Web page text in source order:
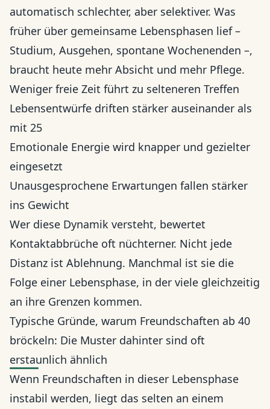
automatisch schlechter, aber selektiver. Was
früher über gemeinsame Lebensphasen lief –
Studium, Ausgehen, spontane Wochenenden –,
braucht heute mehr Absicht und mehr Pflege.
Weniger freie Zeit führt zu selteneren Treffen
Lebensentwürfe driften stärker auseinander als
mit 25
Emotionale Energie wird knapper und gezielter
eingesetzt
Unausgesprochene Erwartungen fallen stärker
ins Gewicht
Wer diese Dynamik versteht, bewertet
Kontaktabbrüche oft nüchterner. Nicht jede
Distanz ist Ablehnung. Manchmal ist sie die
Folge einer Lebensphase, in der viele gleichzeitig
an ihre Grenzen kommen.
Typische Gründe, warum Freundschaften ab 40
bröckeln: Die Muster dahinter sind oft
erstaunlich ähnlich
Wenn Freundschaften in dieser Lebensphase
instabil werden, liegt das selten an einem